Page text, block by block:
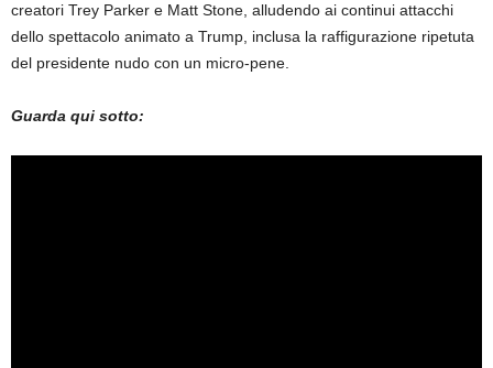
creatori Trey Parker e Matt Stone, alludendo ai continui attacchi
dello spettacolo animato a Trump, inclusa la raffigurazione ripetuta
del presidente nudo con un micro-pene.
Guarda qui sotto: